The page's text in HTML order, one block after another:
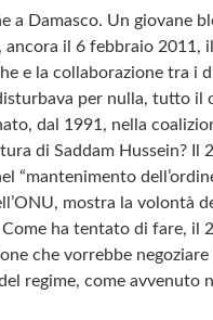
a Damasco. Un giovane
ancora il 6 febbraio 2011,
e la collaborazione tra i
per nulla, tutto il
dal 1991, nella
di Saddam Hussein? Il
“mantenimento
mostra la volontà
ha tentato di fare, il
che vorrebbe
regime, come avvenuto